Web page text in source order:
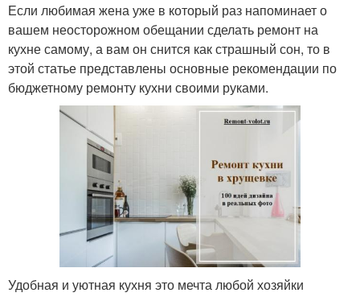
Если любимая жена уже в который раз напоминает о
вашем неосторожном обещании сделать ремонт на
кухне самому, а вам он снится как страшный сон, то в
этой статье представлены основные рекомендации по
бюджетному ремонту кухни своими руками.
Удобная и уютная кухня это мечта любой хозяйки